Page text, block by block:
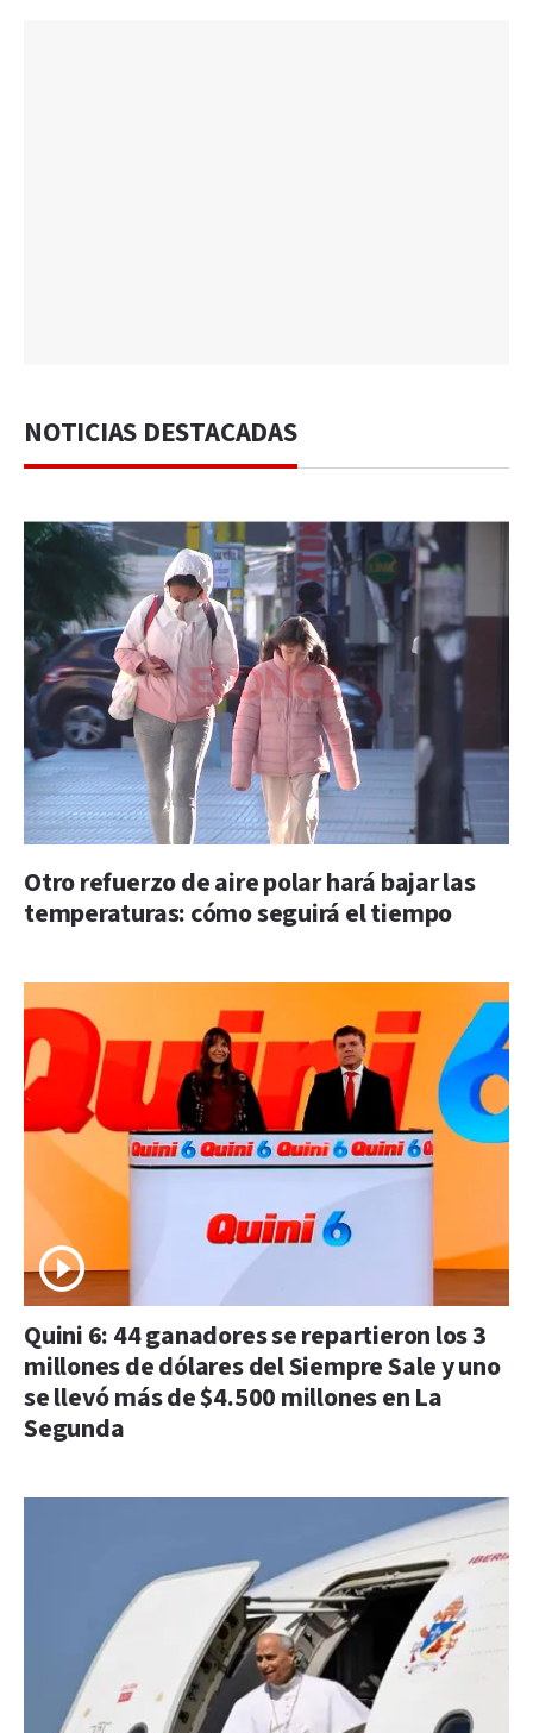
NOTICIAS DESTACADAS
Otro refuerzo de aire polar hará bajar las
temperaturas: cómo seguirá el tiempo
Quini 6: 44 ganadores se repartieron los 3
millones de dólares del Siempre Sale y uno
se llevó más de $4.500 millones en La
Segunda